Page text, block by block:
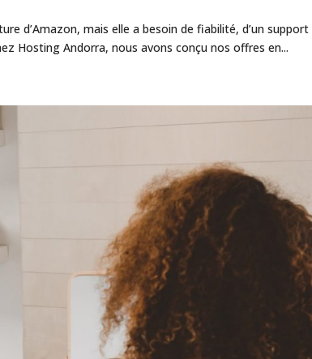
d’Amazon, mais elle a besoin de fiabilité, d’un support
Hosting Andorra, nous avons conçu nos offres en...